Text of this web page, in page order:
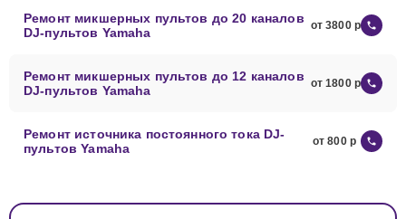
Ремонт микшерных пультов до 20 каналов
DJ-пультов Yamaha
от 3800
Ремонт микшерных пультов до 12 каналов
DJ-пультов Yamaha
от 1800
Ремонт источника постоянного тока DJ-
пультов Yamaha
от 800